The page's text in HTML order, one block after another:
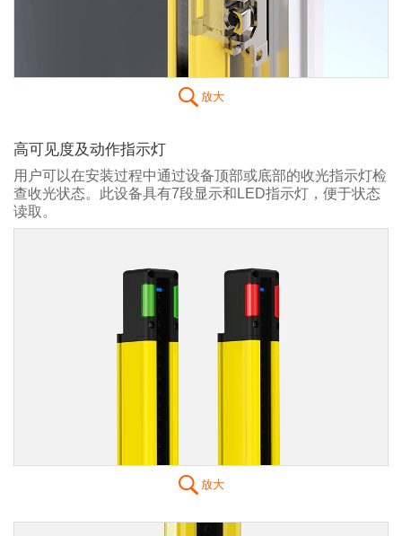
放大
高可见度及动作指示灯
用户可以在安装过程中通过设备顶部或底部的收光指示灯检
查收光状态。此设备具有7段显示和LED指示灯，便于状态
读取。
放大